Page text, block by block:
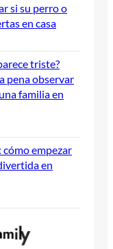
si su perro o
en casa
triste?
pena observar
familia en
empezar
en
mily